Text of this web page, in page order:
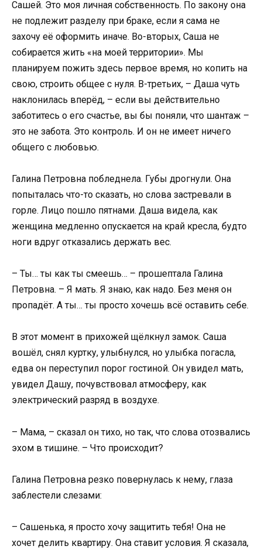
Сашей. Это моя личная собственность. По закону она
не подлежит разделу при браке, если я сама не
захочу её оформить иначе. Во-вторых, Саша не
собирается жить «на моей территории». Мы
планируем пожить здесь первое время, но копить на
свою, строить общее с нуля. В-третьих, – Даша чуть
наклонилась вперёд, – если вы действительно
заботитесь о его счастье, вы бы поняли, что шантаж –
это не забота. Это контроль. И он не имеет ничего
общего с любовью.
Галина Петровна побледнела. Губы дрогнули. Она
попыталась что-то сказать, но слова застревали в
горле. Лицо пошло пятнами. Даша видела, как
женщина медленно опускается на край кресла, будто
ноги вдруг отказались держать вес.
– Ты… ты как ты смеешь… – прошептала Галина
Петровна. – Я мать. Я знаю, как надо. Без меня он
пропадёт. А ты… ты просто хочешь всё оставить себе.
В этот момент в прихожей щёлкнул замок. Саша
вошёл, снял куртку, улыбнулся, но улыбка погасла,
едва он переступил порог гостиной. Он увидел мать,
увидел Дашу, почувствовал атмосферу, как
электрический разряд в воздухе.
– Мама, – сказал он тихо, но так, что слова отозвались
эхом в тишине. – Что происходит?
Галина Петровна резко повернулась к нему, глаза
заблестели слезами:
– Сашенька, я просто хочу защитить тебя! Она не
хочет делить квартиру. Она ставит условия. Я сказала,